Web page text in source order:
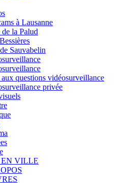
à Lausanne
de la Palud
Sauvabelin
questions vidéosurveillance
privée
EN VILLE